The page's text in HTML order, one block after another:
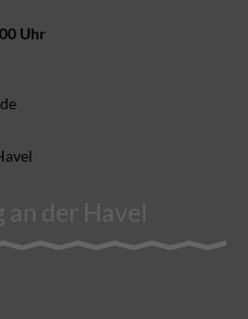
Uhr
der Havel